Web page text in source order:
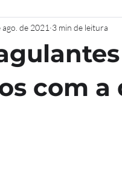
com a
ago. de 2021 3 min de leitura